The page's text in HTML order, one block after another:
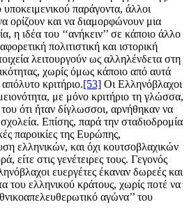
παράγοντα, άλλοι
ορίζουν και να διαμορφώνουν μια
η ιδέα του ‘‘ανήκειν’’ σε κάποιο άλλο
πολιτιστική και ιστορική
λειτουργούν ως αλληλένδετα στη
χωρίς όμως κάποιο από αυτά
κριτήριο.[53] Οι Ελληνόβλαχοι
με μόνο κριτήριο τη γλώσσα,
ότι ήταν δίγλωσσοι, αρνήθηκαν να
Επίσης, παρά την σταδιοδρομία
παροικίες της Ευρώπης,
ελληνικών, και όχι κουτσοβλαχικών
είτε στις γενέτειρες τους. Γεγονός
ευεργέτες έκαναν δωρεές και
του ελληνικού κράτους, χωρίς ποτέ να
αγώνα’’ του